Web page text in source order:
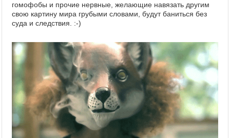
гомофобы и прочие нервные, желающие навязать другим
свою картину мира грубыми словами, будут баниться без
суда и следствия. :-)